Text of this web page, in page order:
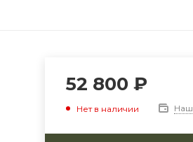
52 800 ₽
Нет в наличии